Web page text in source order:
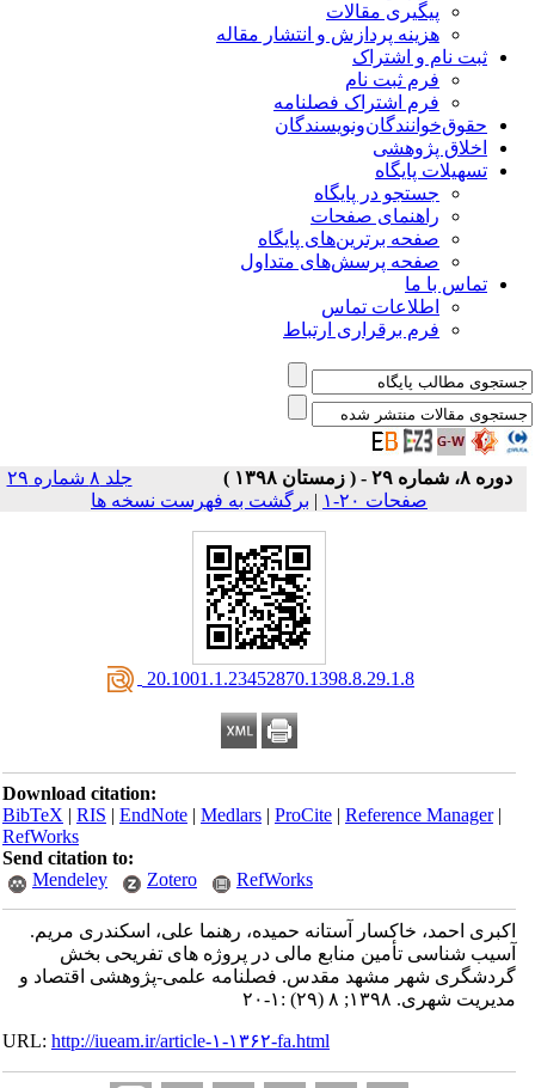
پیگیری مقالات
هزینه پردازش و انتشار مقاله
ثبت نام و اشتراک
فرم ثبت نام
فرم اشتراک فصلنامه
حقوق‌خوانندگان‌و‌نویسندگان
اخلاق پژوهشی
تسهیلات پایگاه
جستجو در پایگاه
راهنمای صفحات
صفحه برترین‌های پایگاه
صفحه پرسش‌های متداول
تماس با ما
اطلاعات تماس
فرم برقراری ارتباط
دوره ۸، شماره ۲۹ - ( زمستان ۱۳۹۸ )
جلد ۸ شماره ۲۹
صفحات ۲۰-۱
| برگشت به فهرست نسخه ها
‎ 20.1001.1.23452870.1398.8.29.1.8
Download citation:
BibTeX|RIS|EndNote|Medlars|ProCite|Reference Manager
RefWorks
Send citation to:
Mendeley
Zotero RefWorks
اکبری احمد، خاکسار آستانه حمیده، رهنما علی، اسکندری مریم.
آسیب ‌شناسی تأمین منابع مالی در پروژه‌ های تفریحی بخش
گردشگری شهر مشهد مقدس. فصلنامه علمی-پژوهشی اقتصاد و
مدیریت شهری. ۱۳۹۸; ۸ (۲۹) :۱-۲۰
URL:http://iueam.ir/article-۱-۱۳۶۲-fa.html